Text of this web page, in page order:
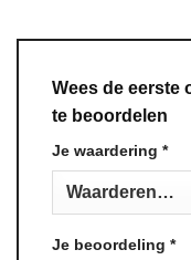
Wees de eerste
te beoordelen
Je waardering *
Je beoordeling *